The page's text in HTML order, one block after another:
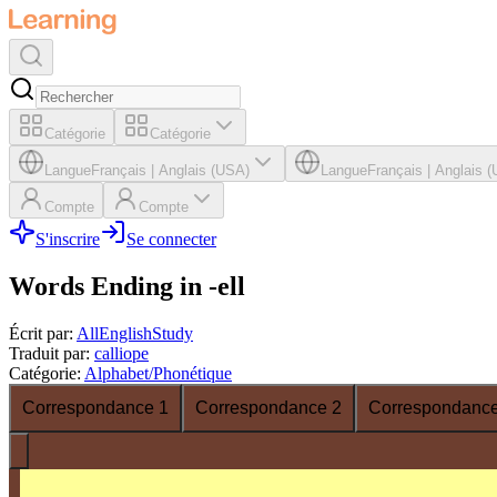
Catégorie Catégorie
LangueFrançais Anglais (USA) LangueFrançais Anglais
Compte Compte
S'inscrire Se connecter
Words Ending in -ell
Écrit par: AllEnglishStudy
Traduit par: calliope
Catégorie: Alphabet/Phonétique
Correspondance 1
Correspondance 2